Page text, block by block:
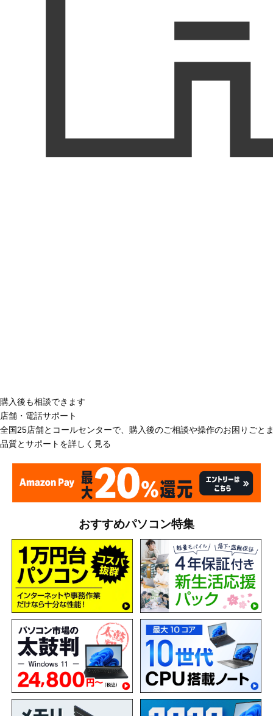
購入後も相談できます
店舗・電話サポート
全国25店舗とコールセンターで、購入後のご相談や操作のお困りごと
品質とサポートを詳しく見る
おすすめパソコン特集